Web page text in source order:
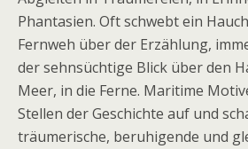
Phantasien. Oft schwebt ein
Fernweh über der Erzählung,
der sehnsüchtige Blick über den
Meer, in die Ferne. Maritime
Stellen der Geschichte auf und
träumerische, beruhigende und